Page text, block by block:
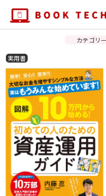
カテゴリ
実用書